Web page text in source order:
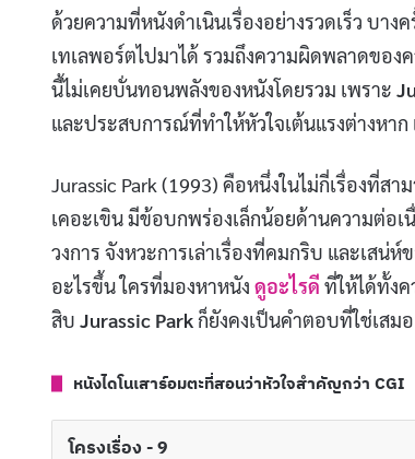
ด้วยความที่หนังดำเนินเรื่องอย่างรวดเร็ว บา
เทเลพอร์ตไปมาได้ รวมถึงความผิดพลาดของ
นี้ไม่เคยบั่นทอนพลังของหนังโดยรวม เพราะ
และประสบการณ์ที่ทำให้หัวใจเต้นแรงต่างหา
Jurassic Park (1993) คือหนึ่งในไม่กี่เรื่องที่สา
เคอะเขิน มีข้อบกพร่องเล็กน้อยด้านความต่อ
วงการ จังหวะการเล่าเรื่องที่คมกริบ และเสน่
อะไรขึ้น ใครที่มองหาหนัง ดูอะไรดี ที่ให้ได้ทั้ง
สิบ Jurassic Parkก็ยังคงเป็นคำตอบที่ใช่เสมอ
หนังไดโนเสาร์อมตะที่สอนว่าหัวใจสำคัญกว่า CGI
โครงเรื่อง - 9